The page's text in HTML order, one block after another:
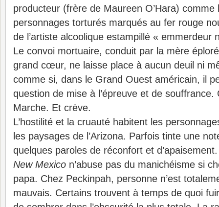
producteur (frère de Maureen O’Hara) comme
personnages torturés marqués au fer rouge
de l’artiste alcoolique estampillé « emmerdeur
Le convoi mortuaire, conduit par la mère
grand cœur, ne laisse place à aucun deuil ni
comme si, dans le Grand Ouest américain, il
question de mise à l’épreuve et de
Marche. Et crève.
L’hostilité et la cruauté habitent les
les paysages de l’Arizona. Parfois tinte une
quelques paroles de réconfort et d’apaisement.
New Mexico n’abuse pas du manichéisme si
papa. Chez Peckinpah, personne n’est
mauvais. Certains trouvent à temps de quoi